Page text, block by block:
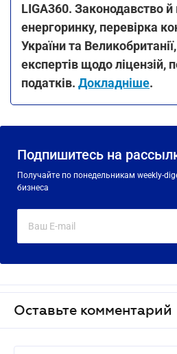
LIGA360. Законодавство й
енергоринку, перевірка
України та Великобританії,
експертів щодо ліцензій,
податків. Докладніше.
Подпишитесь на
Получайте по понедельникам weekly-
бизнеса
Оставьте комментарий